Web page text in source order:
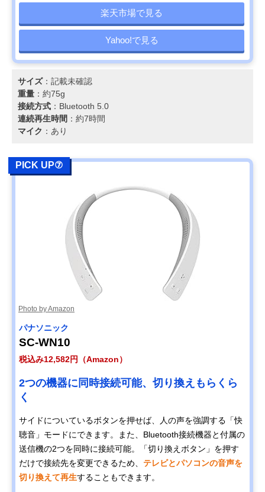
楽天市場で見る
Yahoo!で見る
サイズ：記載未確認
重量 ：約75g
接続方式 ：Bluetooth 5.0
連続再生時間 ：約7時間
マイク ：あり
PICK UP⑦
Photo by Amazon
パナソニック
SC-WN10
税込み12,582円（Amazon）
2つの機器に同時接続可能、切り換えもらくら
く
サイドについているボタンを押せば、人の声を強調する「快
聴音」モードにできます。また、Bluetooth接続機器と付属の
送信機の2つを同時に接続可能。「切り換えボタン」を押す
だけで接続先を変更できるため、 テレビとパソコンの音声を
切り換えて再生することもできます。